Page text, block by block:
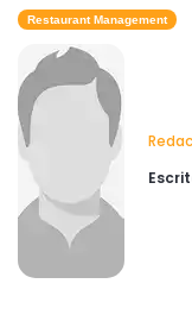
Restaurant Management